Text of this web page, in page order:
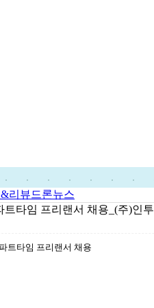
리뷰드론뉴스
타임 프리랜서 채용_(주)인투
트타임 프리랜서 채용